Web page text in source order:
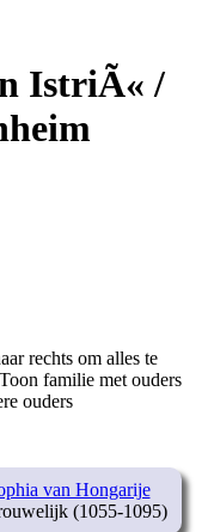
IstriÃ« /
rechts om alles te
Toon familie met ouders
ouders
van Hongarije
(1055-1095)